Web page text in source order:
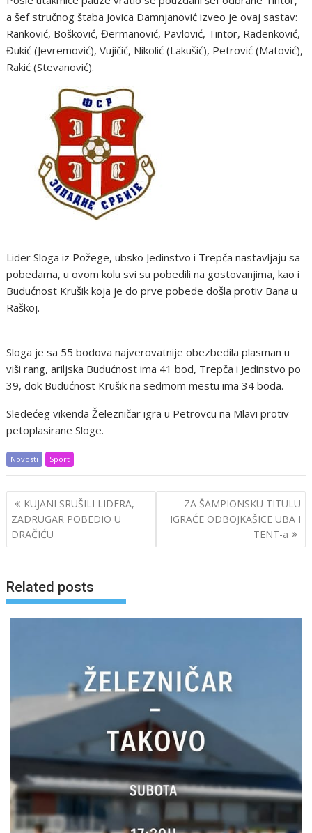
a šef stručnog štaba Jovica Damnjanović izveo je ovaj sastav:
Ranković, Bošković, Đermanović, Pavlović, Tintor, Radenković,
Đukić (Jevremović), Vujičić, Nikolić (Lakušić), Petrović (Matović),
Rakić (Stevanović).
Lider Sloga iz Požege, ubsko Jedinstvo i Trepča nastavljaju sa
pobedama, u ovom kolu svi su pobedili na gostovanjima, kao i
Budućnost Krušik koja je do prve pobede došla protiv Bana u
Raškoj.
Sloga je sa 55 bodova najverovatnije obezbedila plasman u
viši rang, ariljska Budućnost ima 41 bod, Trepča i Jedinstvo po
39, dok Budućnost Krušik na sedmom mestu ima 34 boda.
Sledećeg vikenda Železničar igra u Petrovcu na Mlavi protiv
petoplasirane Sloge.
Novosti Sport
Post
navigation
KUJANI SRUŠILI LIDERA,
ZADRUGAR POBEDIO U
DRAČIĆU
ZA ŠAMPIONSKU TITULU
IGRAĆE ODBOJKAŠICE UBA I
TENT-a
Related posts